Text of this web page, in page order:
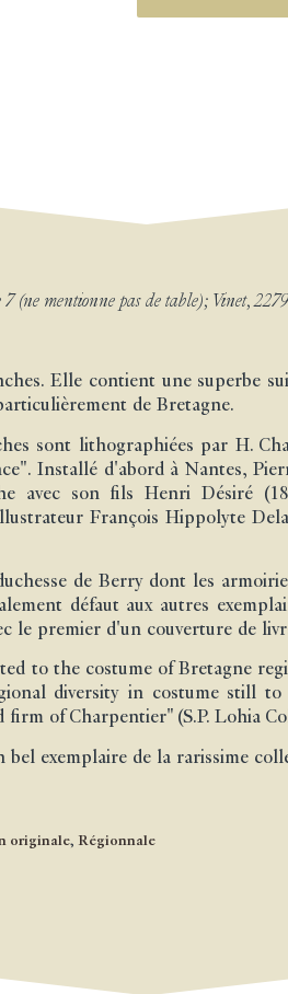
(ne mentionne pas de table); Vinet,
Elle contient une superbe
de Bretagne.
sont lithographiées par H.
Installé d'abord à Nantes,
avec son fils Henri Désiré
François Hippolyte
de Berry dont les
défaut aux autres
le premier d'un couverture de
to the costume of Bretagne
diversity in costume still
of Charpentier" (S.P. Lohia
bel exemplaire de la rarissime
originale, Régionnale